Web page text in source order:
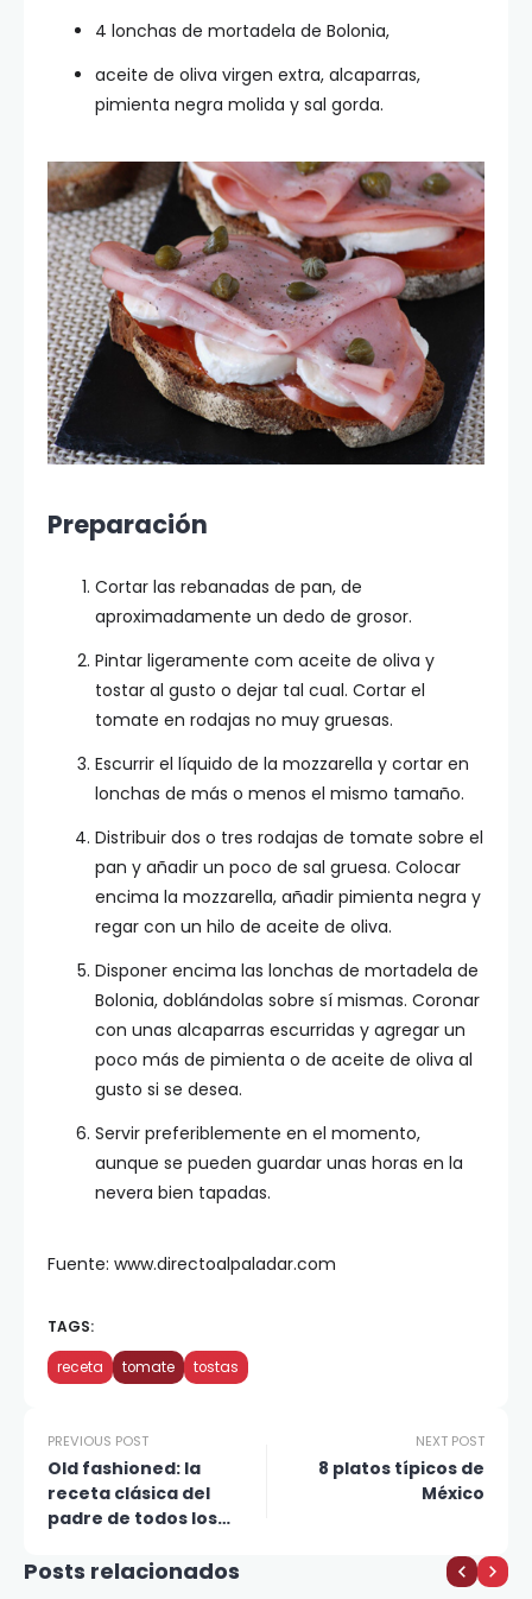
4 lonchas de mortadela de Bolonia,
aceite de oliva virgen extra, alcaparras,
pimienta negra molida y sal gorda.
Preparación
Cortar las rebanadas de pan, de
aproximadamente un dedo de grosor.
Pintar ligeramente com aceite de oliva y
tostar al gusto o dejar tal cual. Cortar el
tomate en rodajas no muy gruesas.
Escurrir el líquido de la mozzarella y cortar en
lonchas de más o menos el mismo tamaño.
Distribuir dos o tres rodajas de tomate sobre el
pan y añadir un poco de sal gruesa. Colocar
encima la mozzarella, añadir pimienta negra y
regar con un hilo de aceite de oliva.
Disponer encima las lonchas de mortadela de
Bolonia, doblándolas sobre sí mismas. Coronar
con unas alcaparras escurridas y agregar un
poco más de pimienta o de aceite de oliva al
gusto si se desea.
Servir preferiblemente en el momento,
aunque se pueden guardar unas horas en la
nevera bien tapadas.
Fuente: www.directoalpaladar.com
TAGS:
receta tomate tostas
PREVIOUS POST
Old fashioned: la
receta clásica del
padre de todos los
NEXT POST
8 platos típicos de
México
Posts relacionados